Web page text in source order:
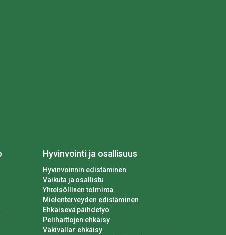
Hyvinvointi ja osallisuus
Hyvinvoinnin edistäminen
Vaikuta ja osallistu
Yhteisöllinen toiminta
Mielenterveyden edistäminen
Ehkäisevä päihdetyö
Pelihaittojen ehkäisy
Väkivallan ehkäisy